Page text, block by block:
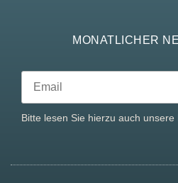
MONATLICHER
Bitte lesen Sie hierzu auch unsere